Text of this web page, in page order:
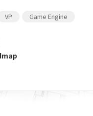
VP Game Engine